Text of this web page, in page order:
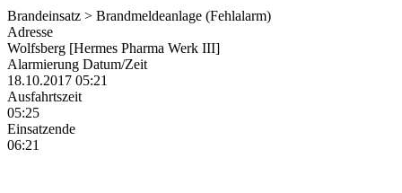
Brandeinsatz > Brandmeldeanlage (Fehlalarm)
Adresse
Wolfsberg [Hermes Pharma Werk III]
Alarmierung Datum/Zeit
18.10.2017 05:21
Ausfahrtszeit
05:25
Einsatzende
06:21